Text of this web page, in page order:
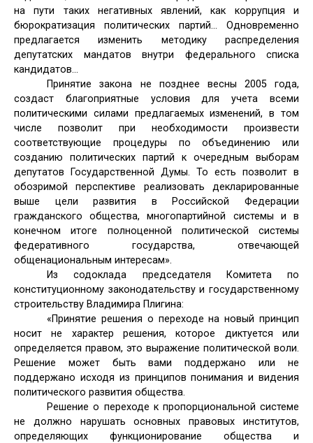
на пути таких негативных явлений, как коррупция и
бюрократизация политических партий… Одновременно
предлагается изменить методику распределения
депутатских мандатов внутри федерального списка
кандидатов…
Принятие закона не позднее весны 2005 года,
создаст благоприятные условия для учета всеми
политическими силами предлагаемых изменений, в том
числе позволит при необходимости произвести
соответствующие процедуры по объединению или
созданию политических партий к очередным выборам
депутатов Государственной Думы. То есть позволит в
обозримой перспективе реализовать декларированные
выше цели развития в Российской Федерации
гражданского общества, многопартийной системы и в
конечном итоге полноценной политической системы
федеративного государства, отвечающей
общенациональным интересам».
Из содоклада председателя Комитета по
конституционному законодательству и государственному
строительству Владимира Плигина:
«Принятие решения о переходе на новый принцип
носит не характер решения, которое диктуется или
определяется правом, это выражение политической воли.
Решение может быть вами поддержано или не
поддержано исходя из принципов понимания и видения
политического развития общества.
Решение о переходе к пропорциональной системе
не должно нарушать основных правовых институтов,
определяющих функционирование общества и